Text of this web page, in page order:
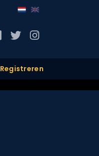
Registreren